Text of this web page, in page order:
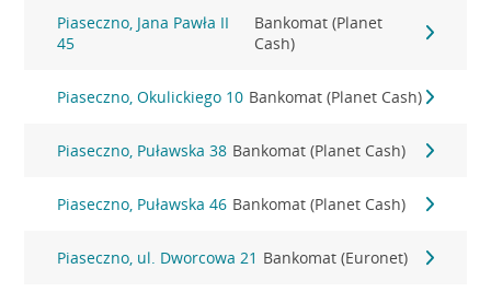
Piaseczno, Jana Pawła II
45
Bankomat (Planet
Cash)
Piaseczno, Okulickiego 10 Bankomat (Planet Cash)
Piaseczno, Puławska 38 Bankomat (Planet Cash)
Piaseczno, Puławska 46 Bankomat (Planet Cash)
Piaseczno, ul. Dworcowa 21 Bankomat (Euronet)